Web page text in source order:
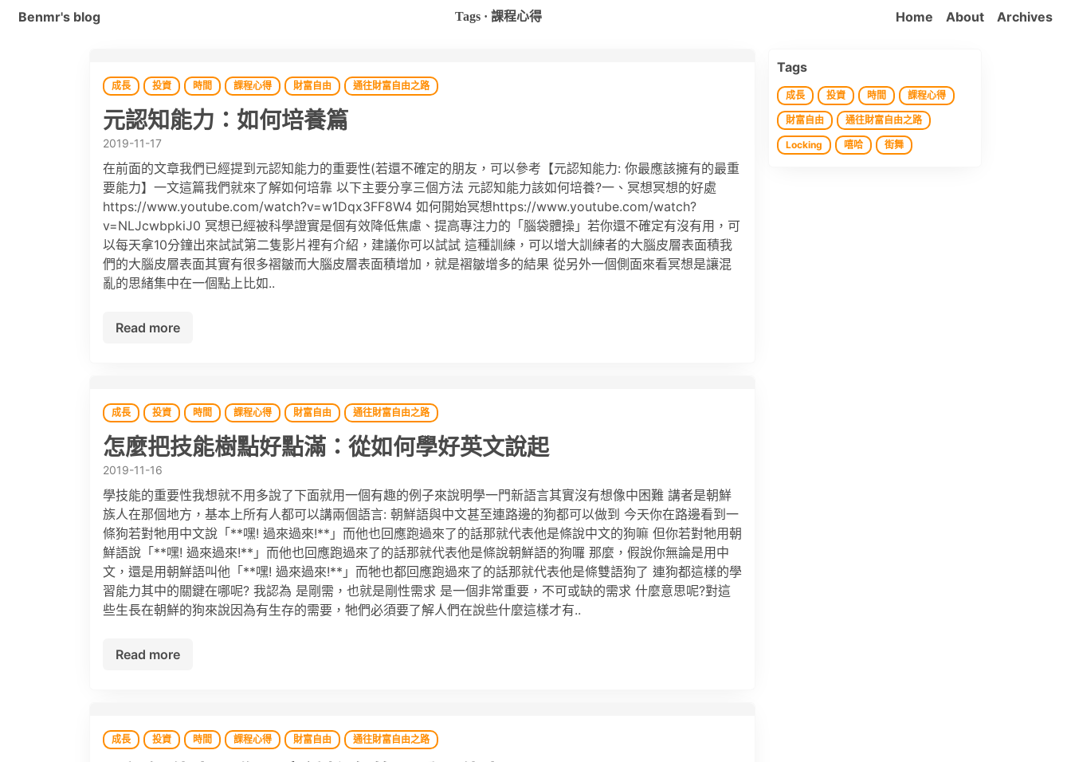
Benmr's blog Tags · 課程心得 Home About Archives
成長 投資 時間 課程心得 財富自由 通往財富自由之路
元認知能力：如何培養篇
2019-11-17
在前面的文章我們已經提到元認知能力的重要性(若還不確定的朋友，可以參考【元認知能力: 你最應該擁有的最重
要能力】一文這篇我們就來了解如何培靠 以下主要分享三個方法 元認知能力該如何培養?一、冥想冥想的好處
https://www.youtube.com/watch?v=w1Dqx3FF8W4 如何開始冥想https://www.youtube.com/watch?
v=NLJcwbpkiJ0 冥想已經被科學證實是個有效降低焦慮、提高專注力的「腦袋體操」若你還不確定有沒有用，可
以每天拿10分鐘出來試試第二隻影片裡有介紹，建議你可以試試 這種訓練，可以增大訓練者的大腦皮層表面積我
們的大腦皮層表面其實有很多褶皺而大腦皮層表面積增加，就是褶皺增多的結果 從另外一個側面來看冥想是讓混
亂的思緒集中在一個點上比如..
Read more
成長 投資 時間 課程心得 財富自由 通往財富自由之路
怎麼把技能樹點好點滿：從如何學好英文說起
2019-11-16
學技能的重要性我想就不用多說了下面就用一個有趣的例子來說明學一門新語言其實沒有想像中困難 講者是朝鮮
族人在那個地方，基本上所有人都可以講兩個語言: 朝鮮語與中文甚至連路邊的狗都可以做到 今天你在路邊看到一
條狗若對牠用中文說「**嘿! 過來過來!**」而他也回應跑過來了的話那就代表他是條說中文的狗嘛 但你若對牠用朝
鮮語說「**嘿! 過來過來!**」而他也回應跑過來了的話那就代表他是條說朝鮮語的狗囉 那麼，假說你無論是用中
文，還是用朝鮮語叫他「**嘿! 過來過來!**」而牠也都回應跑過來了的話那就代表他是條雙語狗了 連狗都這樣的學
習能力其中的關鍵在哪呢? 我認為 是剛需，也就是剛性需求 是一個非常重要，不可或缺的需求 什麼意思呢?對這
些生長在朝鮮的狗來說因為有生存的需要，牠們必須要了解人們在說些什麼這樣才有..
Read more
成長 投資 時間 課程心得 財富自由 通往財富自由之路
Tags
成長 投資 時間 課程心得
財富自由 通往財富自由之路
Locking 嘻哈 街舞